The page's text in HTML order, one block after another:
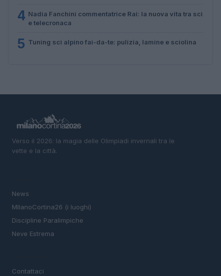
4 Nadia Fanchini commentatrice Rai: la nuova vita tra sci
e telecronaca
5 Tuning sci alpino fai-da-te: pulizia, lamine e sciolina
Verso il 2026: la magia delle Olimpiadi invernali tra le
vette e la città.
News
MIlanoCortina26 (i luoghi)
Discipline Paralimpiche
Neve Estrema
Contattaci